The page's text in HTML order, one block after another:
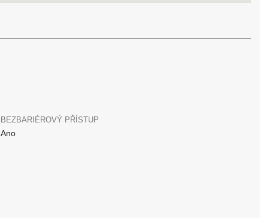
BEZBARIÉROVÝ PŘÍSTUP
Ano